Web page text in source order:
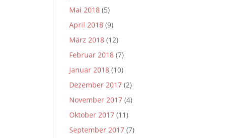
Mai 2018 (5)
April 2018 (9)
März 2018 (12)
Februar 2018 (7)
Januar 2018 (10)
Dezember 2017 (2)
November 2017 (4)
Oktober 2017 (11)
September 2017 (7)